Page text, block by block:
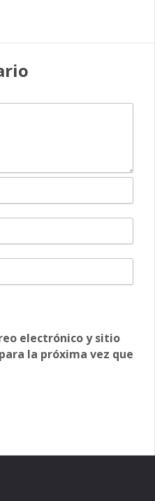
electrónico y sitio
la próxima vez que